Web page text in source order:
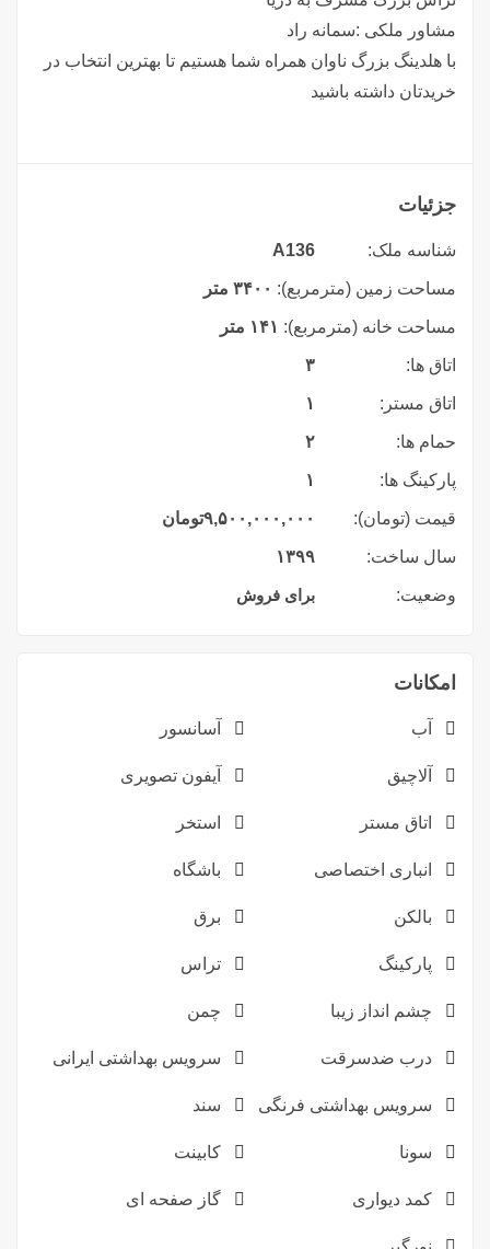
مشاور ملکی :سمانه راد
با هلدینگ بزرگ ناوان همراه شما هستیم تا بهترین انتخاب در
خریدتان داشته باشید
جزئیات
شناسه ملک: A136
مساحت زمین (مترمربع): ۳۴۰۰ متر
مساحت خانه (مترمربع): ۱۴۱ متر
اتاق ها: ۳
اتاق مستر: ۱
حمام ها: ۲
پارکینگ ها: ۱
قیمت (تومان): ۹,۵۰۰,۰۰۰,۰۰۰تومان
سال ساخت: ۱۳۹۹
وضعیت: برای فروش
امکانات
آب آسانسور
آلاچیق آیفون تصویری
اتاق مستر استخر
انباری اختصاصی باشگاه
بالکن برق
پارکینگ تراس
چشم انداز زیبا چمن
درب ضدسرقت سرویس بهداشتی ایرانی
سرویس بهداشتی فرنگی سند
سونا کابینت
کمد دیواری گاز صفحه ای